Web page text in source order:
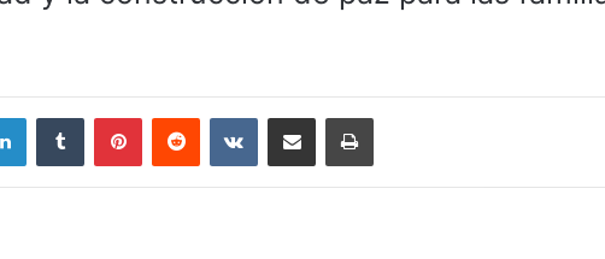
LinkedInTumblr PinterestReddit VKontakteCompartir por correo electrónicoImprimir